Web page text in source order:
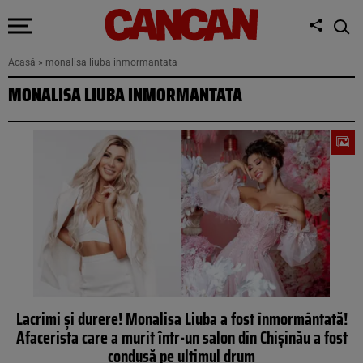
Acasă » monalisa liuba inmormantata
MONALISA LIUBA INMORMANTATA
Lacrimi și durere! Monalisa Liuba a fost înmormântată!
Afacerista care a murit într-un salon din Chișinău a fost
condusă pe ultimul drum